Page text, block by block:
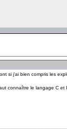
si j'ai bien compris les
connaître le langage C et